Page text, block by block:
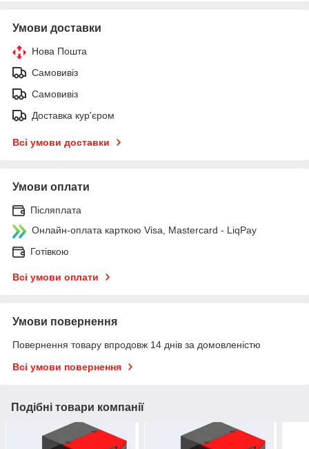
Умови доставки
Нова Пошта
Самовивіз
Самовивіз
Доставка кур'єром
Всі умови доставки
Умови оплати
Післяплата
Онлайн-оплата карткою Visa, Mastercard - LiqPay
Готівкою
Всі умови оплати
Умови повернення
Повернення товару впродовж 14 днів за домовленістю
Всі умови повернення
Подібні товари компанії